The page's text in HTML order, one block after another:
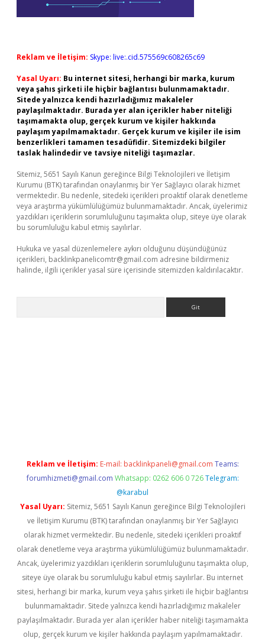
Reklam ve İletişim: Skype: live:.cid.575569c608265c69
Yasal Uyarı: Bu internet sitesi, herhangi bir marka, kurum
veya şahıs şirketi ile hiçbir bağlantısı bulunmamaktadır.
Sitede yalnızca kendi hazırladığımız makaleler
paylaşılmaktadır. Burada yer alan içerikler haber niteliği
taşımamakta olup, gerçek kurum ve kişiler hakkında
paylaşım yapılmamaktadır. Gerçek kurum ve kişiler ile isim
benzerlikleri tamamen tesadüfidir. Sitemizdeki bilgiler
taslak halindedir ve tavsiye niteliği taşımazlar.
Sitemiz, 5651 Sayılı Kanun gereğince Bilgi Teknolojileri ve İletişim
Kurumu (BTK) tarafından onaylanmış bir Yer Sağlayıcı olarak hizmet
vermektedir. Bu nedenle, sitedeki içerikleri proaktif olarak denetleme
veya araştırma yükümlülüğümüz bulunmamaktadır. Ancak, üyelerimiz
yazdıkları içeriklerin sorumluluğunu taşımakta olup, siteye üye olarak
bu sorumluluğu kabul etmiş sayılırlar.
Hukuka ve yasal düzenlemelere aykırı olduğunu düşündüğünüz
içerikleri, backlinkpanelicomtr@gmail.com adresine bildirmeniz
halinde, ilgili içerikler yasal süre içerisinde sitemizden kaldırılacaktır.
Reklam ve İletişim: E-mail: backlinkpaneli@gmail.com Teams:
forumhizmeti@gmail.com Whatsapp: 0262 606 0 726 Telegram:
@karabul
Yasal Uyarı: Sitemiz, 5651 Sayılı Kanun gereğince Bilgi Teknolojileri
ve İletişim Kurumu (BTK) tarafından onaylanmış bir Yer Sağlayıcı
olarak hizmet vermektedir. Bu nedenle, sitedeki içerikleri proaktif
olarak denetleme veya araştırma yükümlülüğümüz bulunmamaktadır.
Ancak, üyelerimiz yazdıkları içeriklerin sorumluluğunu taşımakta olup,
siteye üye olarak bu sorumluluğu kabul etmiş sayılırlar. Bu internet
sitesi, herhangi bir marka, kurum veya şahıs şirketi ile hiçbir bağlantısı
bulunmamaktadır. Sitede yalnızca kendi hazırladığımız makaleler
paylaşılmaktadır. Burada yer alan içerikler haber niteliği taşımamakta
olup, gerçek kurum ve kişiler hakkında paylaşım yapılmamaktadır.